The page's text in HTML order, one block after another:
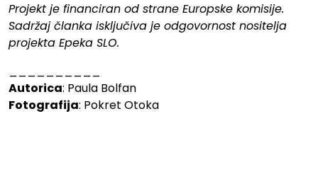
Projekt je financiran od strane Europske komisije.
Sadržaj članka isključiva je odgovornost nositelja
projekta Epeka SLO.
Autorica: Paula Bolfan
Fotografija: Pokret Otoka